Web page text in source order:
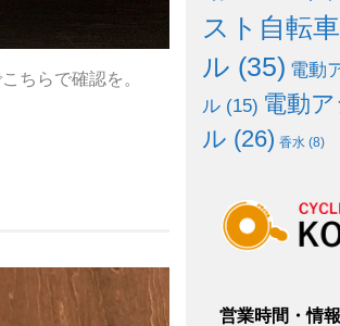
ちらで確認を。
スト自転
ル (35) 電動
ル (15) 電動
ル (26) 香水 (8)
営業時間・情報